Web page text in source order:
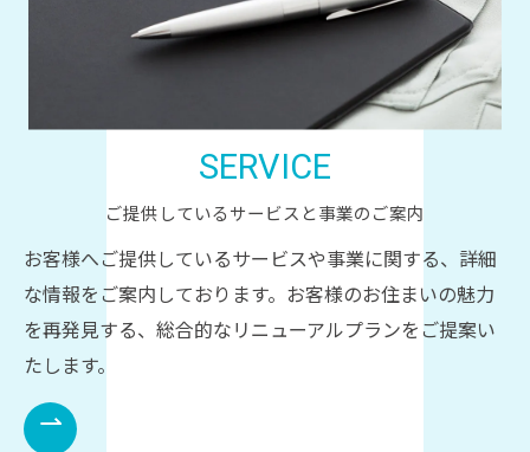
SERVICE
ご提供しているサービスと事業のご案内
お客様へご提供しているサービスや事業に関する、詳細
な情報をご案内しております。お客様のお住まいの魅力
を再発見する、総合的なリニューアルプランをご提案い
たします。
⇀